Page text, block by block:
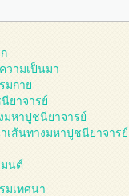
วามเป็นมา
มกาย
ยาจารย์
มหาปูชนียาจารย์
เส้นทางมหาปูชนียาจารย์
นต์
มเทศนา